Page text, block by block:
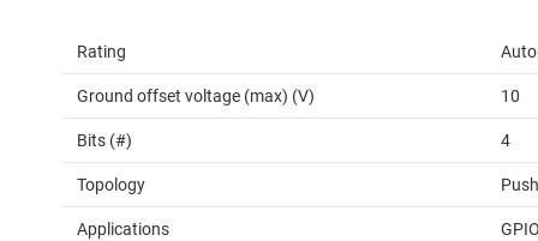
Rating
Ground offset voltage (max) (V) 10
Bits (#) 4
Topology
Applications